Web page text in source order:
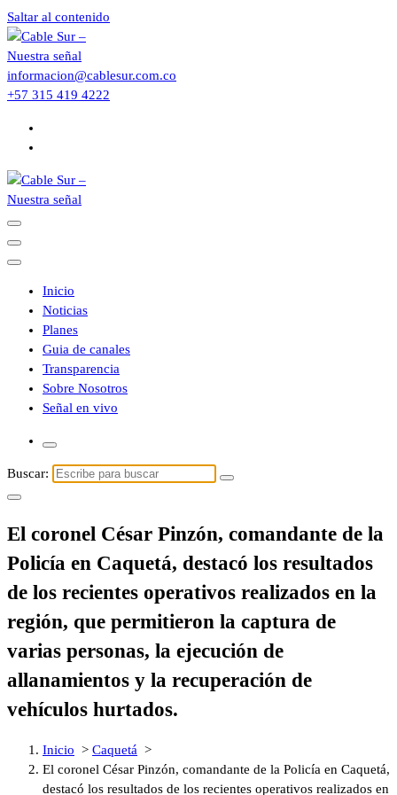
Saltar al contenido
informacion@cablesur.com.co
+57 315 419 4222
Inicio
Noticias
Planes
Guia de canales
Transparencia
Sobre Nosotros
Señal en vivo
Buscar:
El coronel César Pinzón, comandante de la
Policía en Caquetá, destacó los resultados
de los recientes operativos realizados en la
región, que permitieron la captura de
varias personas, la ejecución de
allanamientos y la recuperación de
vehículos hurtados.
Inicio > Caquetá >
El coronel César Pinzón, comandante de la Policía en Caquetá,
destacó los resultados de los recientes operativos realizados en